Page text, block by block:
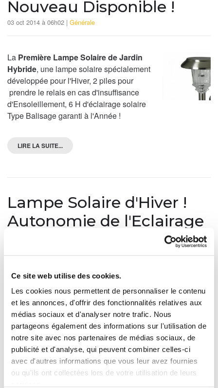
Ce site web utilise des cookies.
Les cookies nous permettent de personnaliser le contenu
et les annonces, d'offrir des fonctionnalités relatives aux
médias sociaux et d'analyser notre trafic. Nous
partageons également des informations sur l'utilisation de
notre site avec nos partenaires de médias sociaux, de
publicité et d'analyse, qui peuvent combiner celles-ci
avec d'autres informations que vous leur avez fournies
ou qu'ils ont collectées lors de votre utilisation de leurs
Nouveau Disponible !
03 oct 2014 à 06h02 | Générale
La Première Lampe Solaire de Jardin
Hybride, une lampe solaire spécialement
développée pour l'Hiver, 2 piles pour
prendre le relais en cas d'insuffisance
d'Ensoleillement, 6 H d'éclairage solaire
Type Balisage garanti à l'Année !
LIRE LA SUITE...
Lampe Solaire d'Hiver !
Autonomie de l'Eclairage
26 sept 2014 à 07h28 |Générale
Découvrez notre Gamme de Lampes Solaires d'Hiver,
Lampe Solaire Dimmable, des lampes solaires qui
permettent de réduire l'intensité de l'Eclairage solaire en
Hiver pour gagner plus d'Autonomie, Lampe Solaire
Hybride de Jardin Marseille, notre Lampe Solaire Julia,
lampe solaire intelligente, qui réduit son mode d'éclairage
automatiquement, et bien sûr les détecteurs de mouvement
solaires, utilisés ponctuellement !